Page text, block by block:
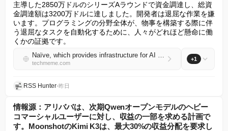
主導した2850万ドルのシリーズAラウンドで資金調達し、総資
金調達額は3200万ドルに達しました。開発者は退屈な作業を嫌
います。プログラミングの分野全体が、物事を構築する際に伴
う退屈なタスクを自動化するために、人々がどれほど懸命に働
くかの証拠です。
Naïve, which provides infrastructure for AI agents to handle most business operations, raised a $28.5M Series A led by Nexus, bringing its total funding to $32M (Ram Iyer/TechCrunch)
techmeme.com
+1
RSS Hunter•昨日
情報源：アリババは、次期Qwenオープンモデルのヘビー
コマーシャルユーザーに対し、収益の一部を求める計画で
す。MoonshotのKimi K3は、最大30%の収益分配を要求し